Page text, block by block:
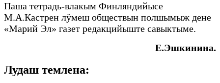
Паша тетрадь-влакым Финляндийысе
М.А.Кастрен лӱмеш обществын полшымыж дене
«Марий Эл» газет редакцийыште савыктыме.
Е.Эшкинина.
Лудаш темлена: